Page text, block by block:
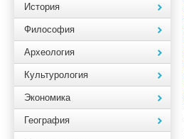
История
Философия
Археология
Культурология
Экономика
География